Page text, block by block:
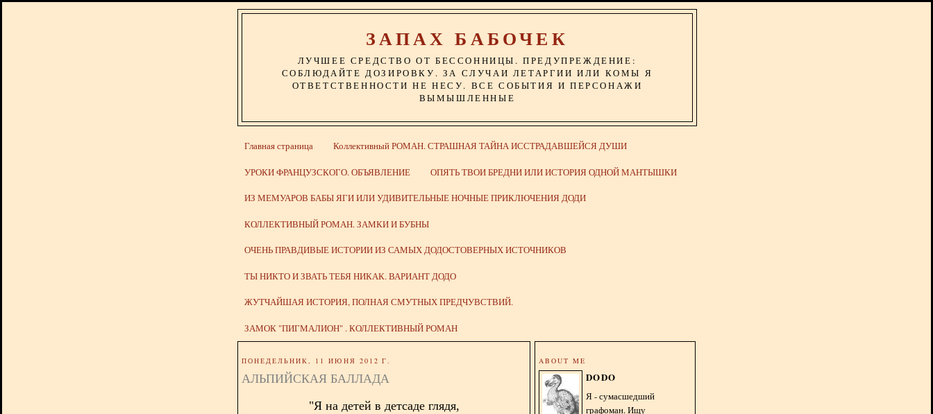
ЗАПАХ БАБОЧЕК
ЛУЧШЕЕ СРЕДСТВО ОТ БЕССОННИЦЫ. ПРЕДУПРЕЖДЕНИЕ:
СОБЛЮДАЙТЕ ДОЗИРОВКУ. ЗА СЛУЧАИ ЛЕТАРГИИ ИЛИ КОМЫ Я
ОТВЕТСТВЕННОСТИ НЕ НЕСУ. ВСЕ СОБЫТИЯ И ПЕРСОНАЖИ
ВЫМЫШЛЕННЫЕ
Главная страница Коллективный РОМАН. СТРАШНАЯ ТАЙНА ИССТРАДАВШЕЙСЯ ДУШИ
УРОКИ ФРАНЦУЗСКОГО. ОБЪЯВЛЕНИЕ ОПЯТЬ ТВОИ БРЕДНИ ИЛИ ИСТОРИЯ ОДНОЙ МАНТЫШКИ
ИЗ МЕМУАРОВ БАБЫ ЯГИ ИЛИ УДИВИТЕЛЬНЫЕ НОЧНЫЕ ПРИКЛЮЧЕНИЯ ДОДИ
КОЛЛЕКТИВНЫЙ РОМАН. ЗАМКИ И БУБНЫ
ОЧЕНЬ ПРАВДИВЫЕ ИСТОРИИ ИЗ САМЫХ ДОДОСТОВЕРНЫХ ИСТОЧНИКОВ
ТЫ НИКТО И ЗВАТЬ ТЕБЯ НИКАК. ВАРИАНТ ДОДО
ЖУТЧАЙШАЯ ИСТОРИЯ, ПОЛНАЯ СМУТНЫХ ПРЕДЧУВСТВИЙ.
ЗАМОК "ПИГМАЛИОН" . КОЛЛЕКТИВНЫЙ РОМАН
ПОНЕДЕЛЬНИК, 11 ИЮНЯ 2012 Г.
АЛЬПИЙСКАЯ БАЛЛАДА
"Я на детей в детсаде глядя,
ABOUT ME
DODO
Я - сумасшедший
графоман. Ищу